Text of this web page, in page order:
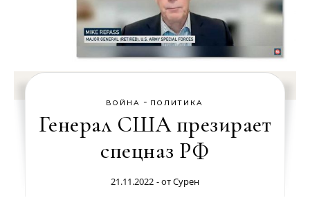
ВОЙНА - ПОЛИТИКА
Генерал США презирает
спецназ РФ
21.11.2022 - отСурен